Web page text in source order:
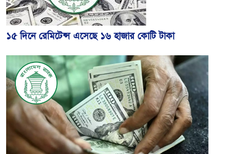
১৫ দিনে রেমিটেন্স এসেছে ১৬ হাজার কোটি টাকা